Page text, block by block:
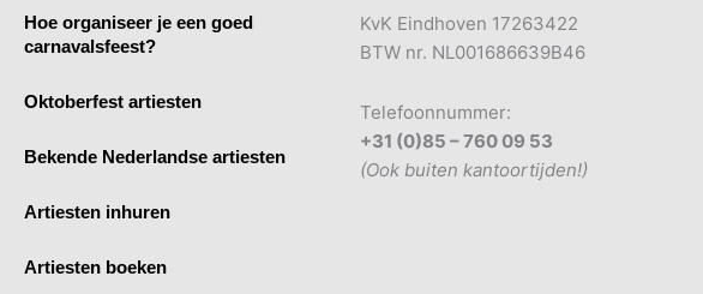
Hoe organiseer je een goed
carnavalsfeest?
Oktoberfest artiesten
Bekende Nederlandse artiesten
Artiesten inhuren
Artiesten boeken
KvK Eindhoven 17263422
BTW nr. NL001686639B46
Telefoonnummer:
+31 (0)85 – 760 09 53
(Ook buiten kantoortijden!)